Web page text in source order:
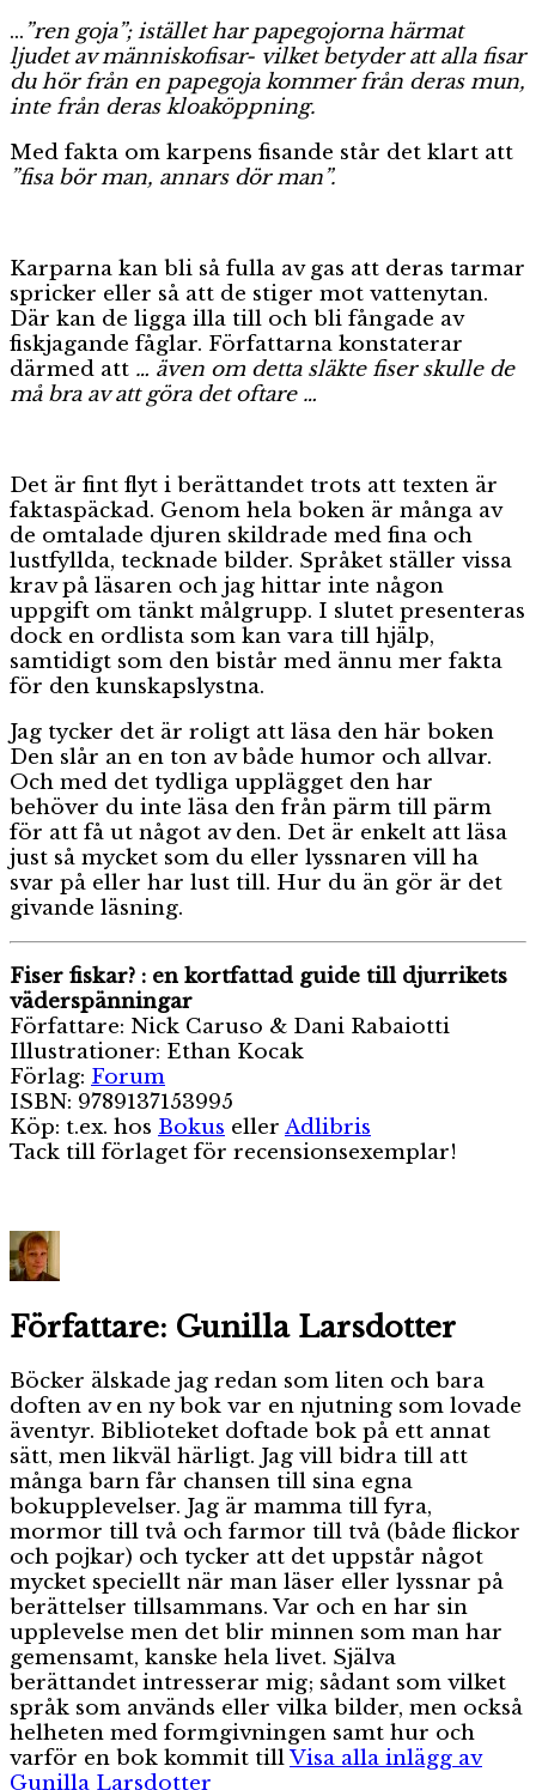
…”ren goja”; istället har papegojorna härmat
ljudet av människofisar- vilket betyder att alla fisar
du hör från en papegoja kommer från deras mun,
inte från deras kloaköppning.
Med fakta om karpens fisande står det klart att
”fisa bör man, annars dör man”.
Karparna kan bli så fulla av gas att deras tarmar
spricker eller så att de stiger mot vattenytan.
Där kan de ligga illa till och bli fångade av
fiskjagande fåglar. Författarna konstaterar
därmed att … även om detta släkte fiser skulle de
må bra av att göra det oftare …
Det är fint flyt i berättandet trots att texten är
faktaspäckad. Genom hela boken är många av
de omtalade djuren skildrade med fina och
lustfyllda, tecknade bilder. Språket ställer vissa
krav på läsaren och jag hittar inte någon
uppgift om tänkt målgrupp. I slutet presenteras
dock en ordlista som kan vara till hjälp,
samtidigt som den bistår med ännu mer fakta
för den kunskapslystna.
Jag tycker det är roligt att läsa den här boken
Den slår an en ton av både humor och allvar.
Och med det tydliga upplägget den har
behöver du inte läsa den från pärm till pärm
för att få ut något av den. Det är enkelt att läsa
just så mycket som du eller lyssnaren vill ha
svar på eller har lust till. Hur du än gör är det
givande läsning.
Fiser fiskar? : en kortfattad guide till djurrikets
väderspänningar
Författare: Nick Caruso & Dani Rabaiotti
Illustrationer: Ethan Kocak
Förlag: Forum
ISBN: 9789137153995
Köp: t.ex. hos Bokus eller Adlibris
Tack till förlaget för recensionsexemplar!
Författare: Gunilla Larsdotter
Böcker älskade jag redan som liten och bara
doften av en ny bok var en njutning som lovade
äventyr. Biblioteket doftade bok på ett annat
sätt, men likväl härligt. Jag vill bidra till att
många barn får chansen till sina egna
bokupplevelser. Jag är mamma till fyra,
mormor till två och farmor till två (både flickor
och pojkar) och tycker att det uppstår något
mycket speciellt när man läser eller lyssnar på
berättelser tillsammans. Var och en har sin
upplevelse men det blir minnen som man har
gemensamt, kanske hela livet. Själva
berättandet intresserar mig; sådant som vilket
språk som används eller vilka bilder, men också
helheten med formgivningen samt hur och
varför en bok kommit tillVisa alla inlägg av
Gunilla Larsdotter